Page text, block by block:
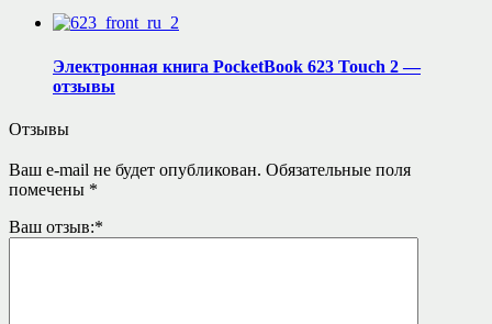
Электронная книга PocketBook 623 Touch 2 —
отзывы
Отзывы
Ваш e-mail не будет опубликован. Обязательные поля
помечены *
Ваш отзыв:*